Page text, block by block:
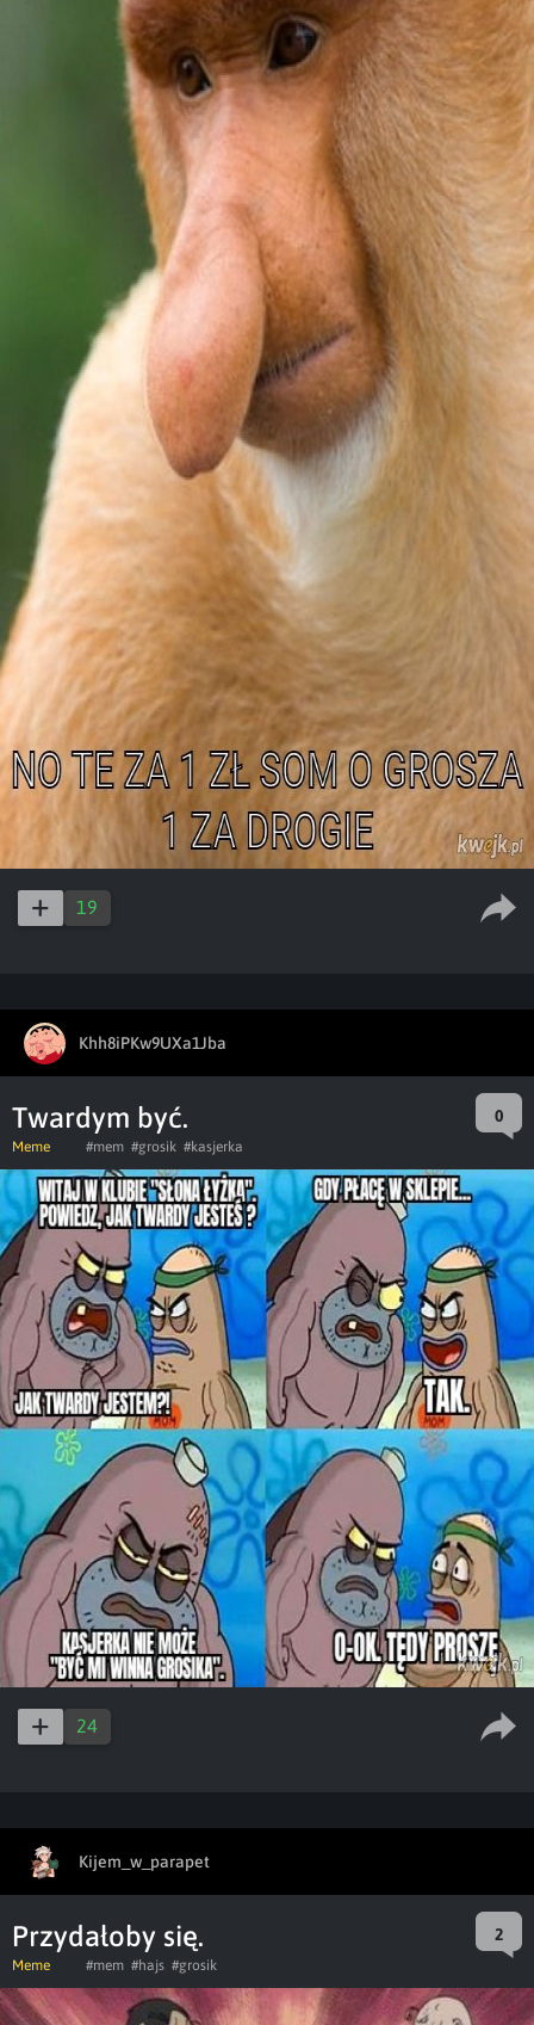
19
Khh8iPKw9UXa1Jba
Twardym być. 0
Meme #mem #grosik #kasjerka
24
Kijem_w_parapet
Przydałoby się. 2
Meme #mem #hajs #grosik